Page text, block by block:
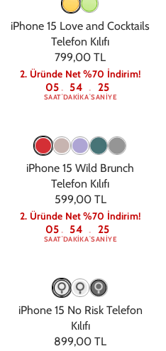
iPhone 15 Love and Cocktails
Telefon Kılıfı
799,00 TL
2. Üründe Net %70 İndirim!
05
SAAT: 54
DAKIKA: 24
SANIYE
iPhone 15 Wild Brunch
Telefon Kılıfı
599,00 TL
2. Üründe Net %70 İndirim!
05
SAAT: 54
DAKIKA: 24
SANIYE
iPhone 15 No Risk Telefon
Kılıfı
899,00 TL